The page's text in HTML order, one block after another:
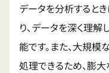
データを分析すると
り、データを深く理
能です。また、大規
処理できるため、膨